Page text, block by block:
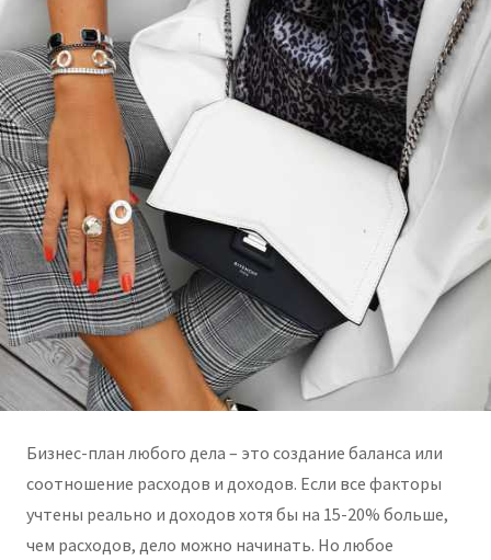
Бизнес-план любого дела – это создание баланса или
соотношение расходов и доходов. Если все факторы
учтены реально и доходов хотя бы на 15-20% больше,
чем расходов, дело можно начинать. Но любое